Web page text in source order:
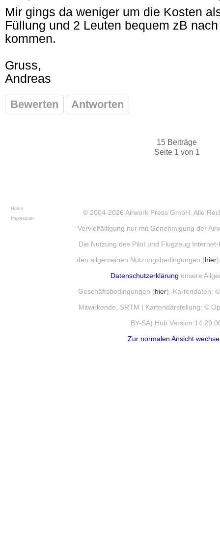
Mir gings da weniger um die Kosten
Füllung und 2 Leuten bequem zB
kommen.
Gruss,
Andreas
Bewerten Antworten
15 Beiträge
Seite 1 von 1
Home
Impressum
© 2004-2026 Airwork Press GmbH . Alle
Vervielfältigung nur mit Genehmigung der
Die Nutzung des Pilot und Flugzeug
den allgemeinen Nutzungsbedingungen (hier
Datenschutzerklärung unsere
Geschäftsbedingungen (hier). Kartendaten:
Mitwirkende, SRTM | Kartendarstellung: ©
BY-SA) Hub Version
Zur normalen Ansicht